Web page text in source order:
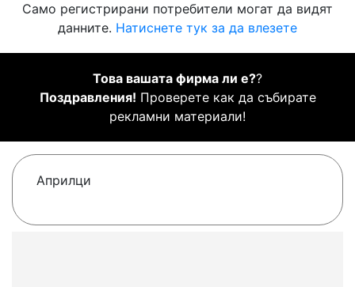
Само регистрирани потребители могат да видят
данните. Натиснете тук за да влезете
Това вашата фирма ли е??
Поздравления! Проверете как да събирате
рекламни материали!
Априлци